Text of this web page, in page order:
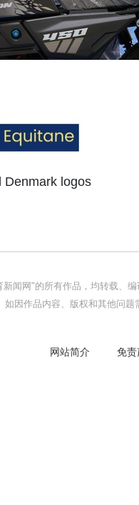
Denmark logos
闻网"的所有作品，均转载、
因作品内容、版权和其他问
网站简介 免责